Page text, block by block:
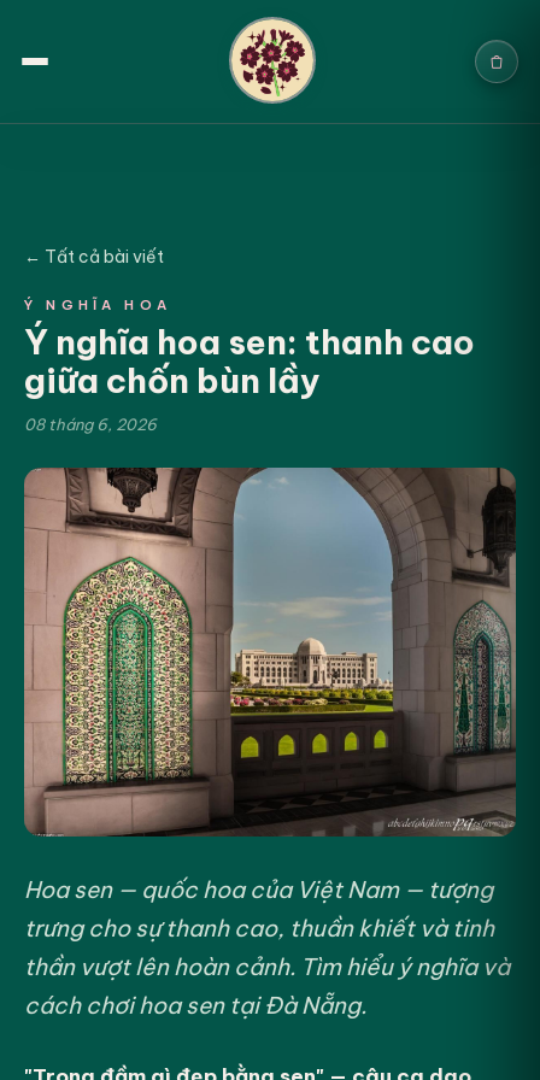
Blogs
Chính sách
Tìm sản phẩm
← Tất cả bài viết
Ý NGHĨA HOA
Ý nghĩa hoa sen: thanh cao
giữa chốn bùn lầy
08 tháng 6, 2026
Hoa sen — quốc hoa của Việt Nam — tượng
trưng cho sự thanh cao, thuần khiết và tinh
thần vượt lên hoàn cảnh. Tìm hiểu ý nghĩa và
cách chơi hoa sen tại Đà Nẵng.